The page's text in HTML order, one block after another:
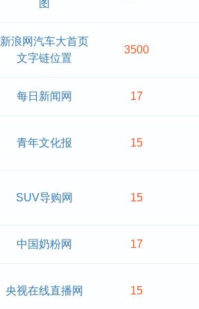
图
新浪网汽车大首页
文字链位置
3500
每日新闻网 17
青年文化报 15
SUV导购网 15
中国奶粉网 17
央视在线直播网 15